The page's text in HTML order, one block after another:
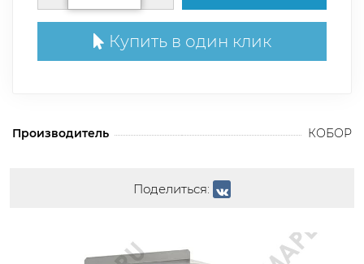
Купить в один клик
Производитель КОБОР
Поделиться: